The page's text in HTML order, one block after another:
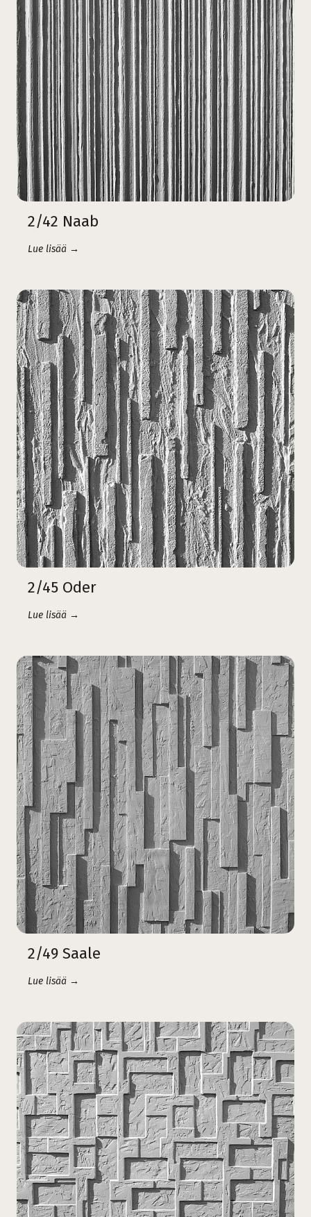
2/42 Naab
Lue lisää →
2/45 Oder
Lue lisää →
2/49 Saale
Lue lisää →